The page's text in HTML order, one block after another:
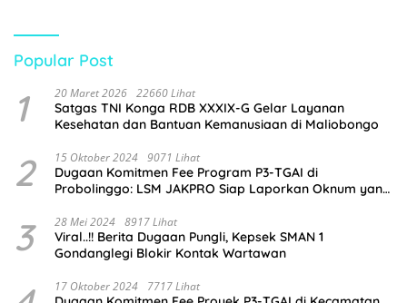
Popular Post
1 20 Maret 2026 22660 Lihat
Satgas TNI Konga RDB XXXIX-G Gelar Layanan
Kesehatan dan Bantuan Kemanusiaan di Maliobongo
2 15 Oktober 2024 9071 Lihat
Dugaan Komitmen Fee Program P3-TGAI di
Probolinggo: LSM JAKPRO Siap Laporkan Oknum yang
3 28 Mei 2024 8917 Lihat
Viral..!! Berita Dugaan Pungli, Kepsek SMAN 1
Gondanglegi Blokir Kontak Wartawan
17 Oktober 2024 7717 Lihat